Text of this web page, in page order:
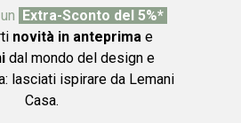
Extra-Sconto del 5%*
novità in anteprima e
dal mondo del design e
lasciati ispirare da Lemani
Casa.